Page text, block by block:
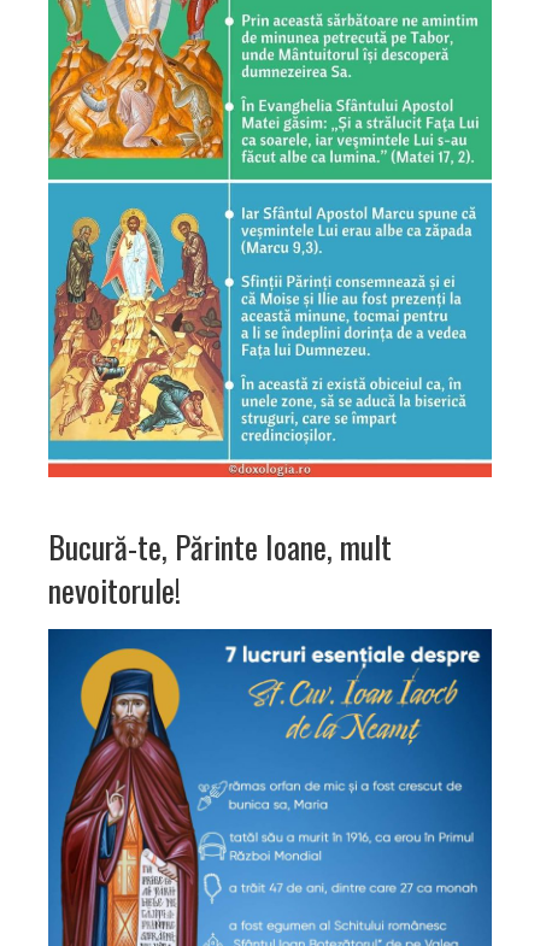
Bucură-te, Părinte Ioane, mult
nevoitorule!